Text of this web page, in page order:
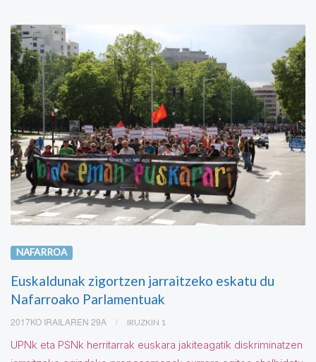
NAFARROA
Euskaldunak zigortzen jarraitzeko eskatu du
Nafarroako Parlamentuak
2017KO IRAILAREN 29A IRUZKIN 1
UPNk eta PSNk herritarrak euskara jakiteagatik diskriminatzen